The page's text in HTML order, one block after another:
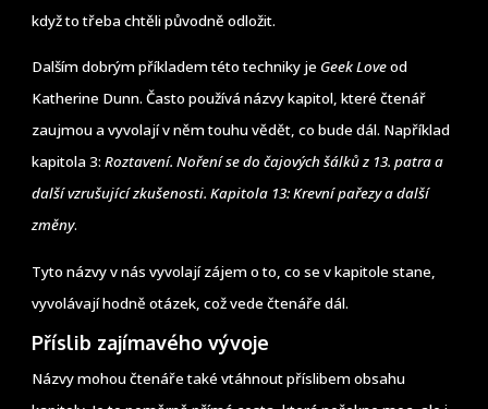
když to třeba chtěli původně odložit.
Dalším dobrým příkladem této techniky je Geek Loveod
Katherine Dunn. Často používá názvy kapitol, které čtenář
zaujmou a vyvolají v něm touhu vědět, co bude dál. Například
kapitola 3:Roztavení. Noření se do čajových šálků z 13. patra a
další vzrušující zkušenosti. Kapitola 13: Krevní pařezy a další
změny.
Tyto názvy v nás vyvolají zájem o to, co se v kapitole stane,
vyvolávají hodně otázek, což vede čtenáře dál.
Příslib zajímavého vývoje
Názvy mohou čtenáře také vtáhnout příslibem obsahu